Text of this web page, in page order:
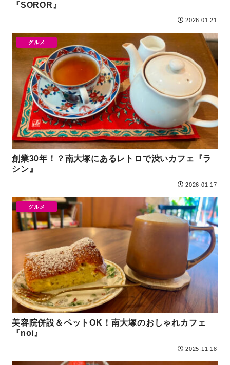
『SOROR』
2026.01.21
グルメ
創業30年！？南大塚にあるレトロで渋いカフェ『ラ
シン』
2026.01.17
グルメ
美容院併設＆ペットOK！南大塚のおしゃれカフェ
『noi』
2025.11.18